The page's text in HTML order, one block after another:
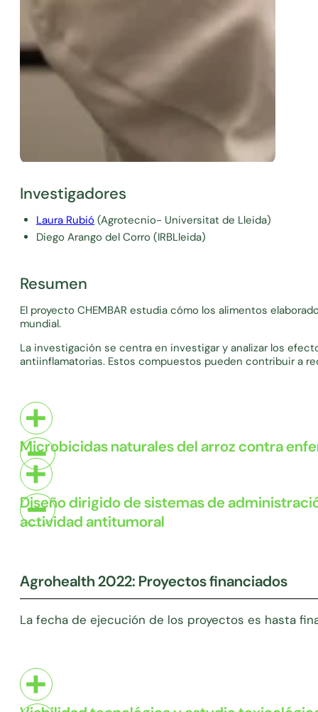
Investigadores
Laura Rubió (Agrotecnio- Universitat de Lleida)
Diego Arango del Corro (IRBLleida)
Resumen
El proyecto CHEMBAR estudia cómo los alimentos
mundial.
La investigación se centra en investigar y analizar los
antiinflamatorias. Estos compuestos pueden contribuir a
Microbicidas naturales del arroz contra
Diseño dirigido de sistemas de
actividad antitumoral
Agrohealth 2022: Proyectos financiados
La fecha de ejecución de los proyectos es hasta